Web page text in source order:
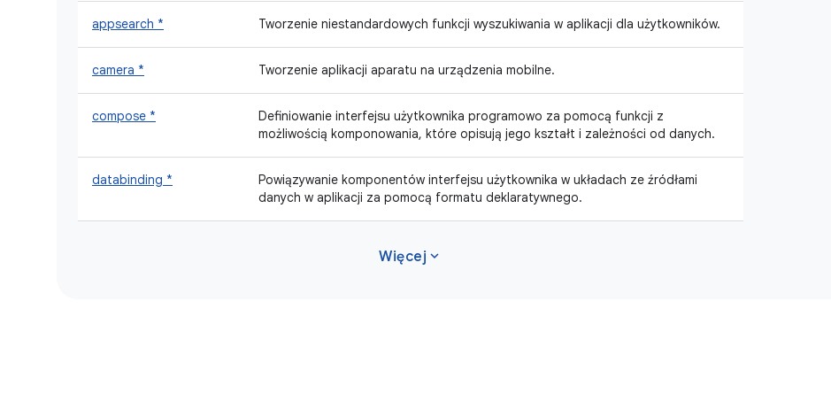
appsearch * Tworzenie niestandardowych funkcji wyszukiwania w aplikacji dla użytkowników.
camera * Tworzenie aplikacji aparatu na urządzenia mobilne.
compose *
Definiowanie interfejsu użytkownika programowo za pomocą funkcji z
możliwością komponowania, które opisują jego kształt i zależności od danych.
databinding *
Powiązywanie komponentów interfejsu użytkownika w układach ze źródłami
danych w aplikacji za pomocą formatu deklaratywnego.
Więcej expand_more